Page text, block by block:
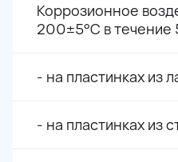
Коррозионное
200±5°С в течение
- на пластинках из
- на пластинках из